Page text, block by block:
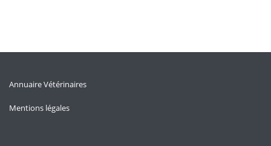
Annuaire Vétérinaires
Mentions légales